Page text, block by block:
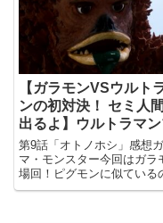
わけで、最終回！いや～、
終...
【ガラモンVSウルト
ンの初対決！ セミ人
出るよ】ウルトラマ
ーザー 第9話
第9話「オトノホシ」感想
マ・モンスター今回はガラ
場回！ピグモンに似ている
ってまぁまぁメジャーな怪